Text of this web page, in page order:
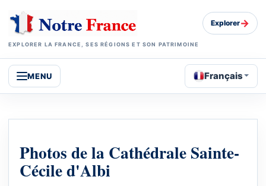
EXPLORER LA FRANCE, SES RÉGIONS ET SON PATRIMOINE
Explorer→
MENU Français
Photos de la Cathédrale Sainte-
Cécile d'Albi